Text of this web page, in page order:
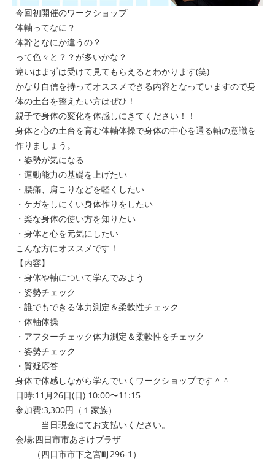
今回初開催のワークショップ
体軸ってなに？
体幹となにか違うの？
って色々と？？が多いかな？
違いはまずは受けて見てもらえるとわかります(笑)
かなり自信を持ってオススメできる内容となっていますので身
体の土台を整えたい方はぜひ！
親子で身体の変化を体感しにきてください！！
身体と心の土台を育む体軸体操で身体の中心を通る軸の意識を
作りましょう。
・姿勢が気になる
・運動能力の基礎を上げたい
・腰痛、肩こりなどを軽くしたい
・ケガをしにくい身体作りをしたい
・楽な身体の使い方を知りたい
・身体と心を元気にしたい
こんな方にオススメです！
【内容】
・身体や軸について学んでみよう
・姿勢チェック
・誰でもできる体力測定＆柔軟性チェック
・体軸体操
・アフターチェック体力測定＆柔軟性をチェック
・姿勢チェック
・質疑応答
身体で体感しながら学んでいくワークショップです＾＾
日時:11月26日(日) 10:00〜11:15
参加費:3,300円（１家族）
当日現金にてお支払いください。
会場:四日市市あさけプラザ
（四日市市下之宮町296-1）